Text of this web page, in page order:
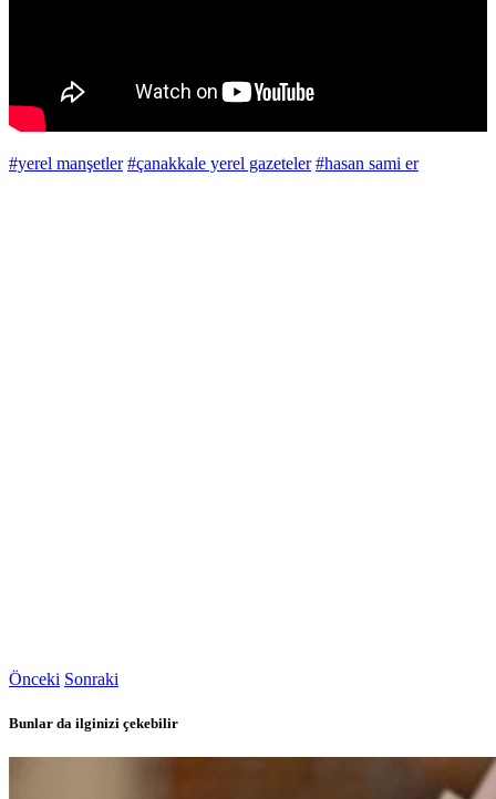
#yerel manşetler #çanakkale yerel gazeteler #hasan sami er
Önceki Sonraki
Bunlar da ilginizi çekebilir